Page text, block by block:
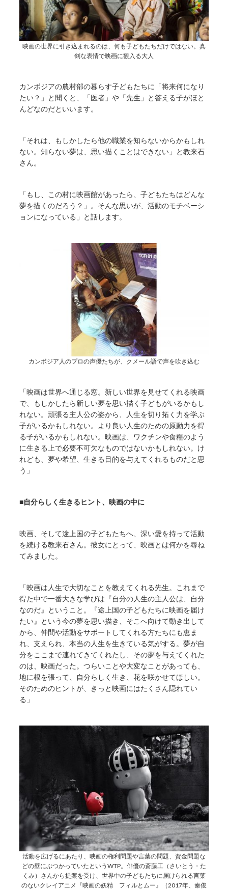
映画の世界に引き込まれるのは、何も子どもたちだけではない。真
剣な表情で映画に観入る大人
カンボジアの農村部の暮らす子どもたちに「将来何になり
たい？」と聞くと、「医者」や「先生」と答える子がほと
んどなのだといいます。
「それは、もしかしたら他の職業を知らないからかもしれ
ない。知らない夢は、思い描くことはできない」と教来石
さん。
「もし、この村に映画館があったら、子どもたちはどんな
夢を描くのだろう？」。そんな思いが、活動のモチベーシ
ョンになっている」と話します。
カンボジア人のプロの声優たちが、クメール語で声を吹き込む
「映画は世界へ通じる窓。新しい世界を見せてくれる映画
で、もしかしたら新しい夢を思い描く子どもがいるかもし
れない。頑張る主人公の姿から、人生を切り拓く力を学ぶ
子がいるかもしれない。より良い人生のための原動力を得
る子がいるかもしれない。映画は、ワクチンや食糧のよう
に生きる上で必要不可欠なものではないかもしれない。け
れども、夢や希望、生きる目的を与えてくれるものだと思
う」
■自分らしく生きるヒント、映画の中に
映画、そして途上国の子どもたちへ、深い愛を持って活動
を続ける教来石さん。彼女にとって、映画とは何かを尋ね
てみました。
「映画は人生で大切なことを教えてくれる先生。これまで
得た中で一番大きな学びは『自分の人生の主人公は、自分
なのだ』ということ。『途上国の子どもたちに映画を届け
たい』という今の夢を思い描き、そこへ向けて動き出して
から、仲間や活動をサポートしてくれる方たちにも恵ま
れ、支えられ、本当の人生を生きている気がする。夢が自
分をここまで連れてきてくれたし、その夢を与えてくれた
のは、映画だった。つらいことや大変なことがあっても、
地に根を張って、自分らしく生き、花を咲かせてほしい。
そのためのヒントが、きっと映画にはたくさん隠れてい
る」
活動を広げるにあたり、映画の権利問題や言葉の問題、資金問題な
どの壁にぶつかっていたというWTP。俳優の斎藤工（さいとう・た
くみ）さんから提案を受け、世界中の子どもたちに届けられる言葉
のないクレイアニメ『映画の妖精 フィルとムー』（2017年、秦俊